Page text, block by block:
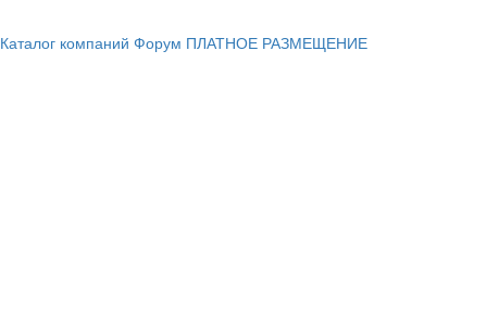
Каталог компаний Форум ПЛАТНОЕ РАЗМЕЩЕНИЕ